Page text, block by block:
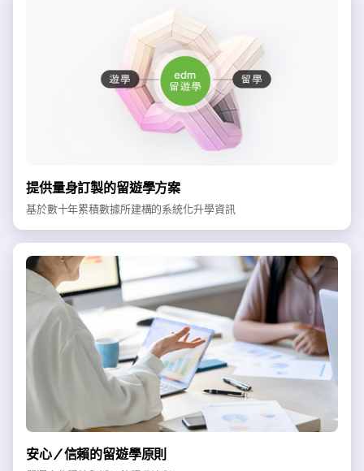
提供量身訂製的留遊學方案
基於數十年累積數據所建構的系統化升學資訊
安心／信賴的留遊學原則